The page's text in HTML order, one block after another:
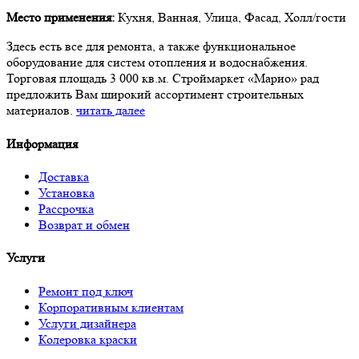
Место применения: Кухня, Ванная, Улица, Фасад, Холл/гости
Здесь есть все для ремонта, а также функциональное
оборудование для систем отопления и водоснабжения.
Торговая площадь 3 000 кв.м. Строймаркет «Марио» рад
предложить Вам широкий ассортимент строительных
материалов. читать далее
Информация
Доставка
Установка
Рассрочка
Возврат и обмен
Услуги
Ремонт под ключ
Корпоративным клиентам
Услуги дизайнера
Колеровка краски